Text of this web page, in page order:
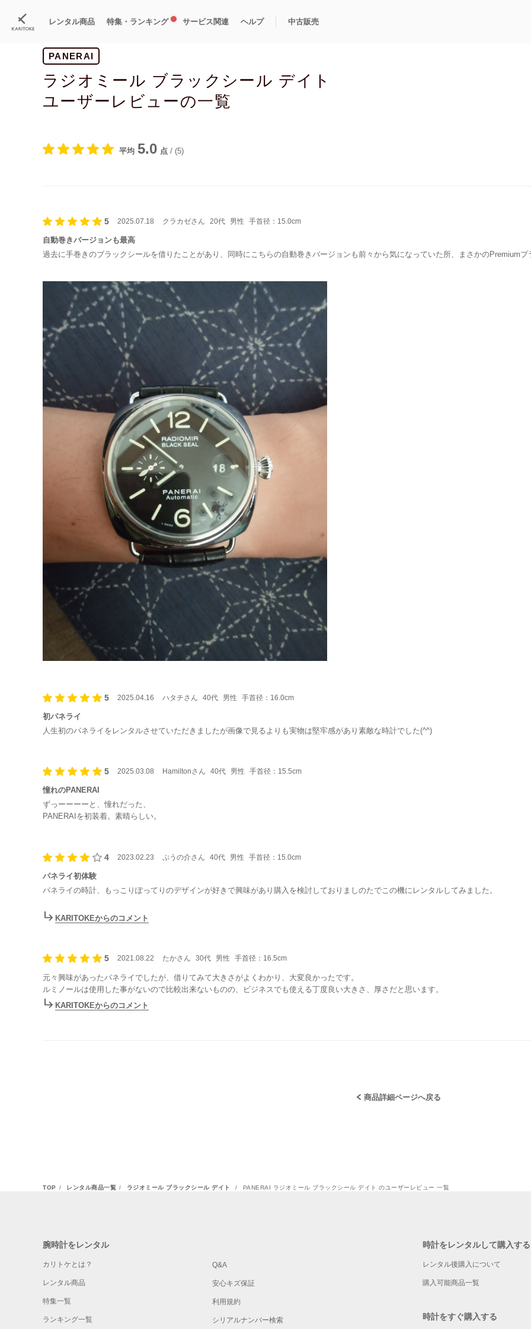
レンタル商品
ブランド一覧
特集・ランキング サービス関連 ヘルプ 中古販売
PANERAI
ラジオミール ブラックシール デイト
ユーザーレビューの一覧
平均 5.0 点 / (5)
5 2025.07.18 クラカゼさん 20代 男性 手首径：15.0cm
自動巻きバージョンも最高
過去に手巻きのブラックシールを借りたことがあり、同時にこちらの自動巻きバージョンも前々から気になっていた所、まさかのPremium
たりと実用性もあり大変満足です。
5 2025.04.16 ハタチさん 40代 男性 手首径：16.0cm
初パネライ
人生初のパネライをレンタルさせていただきましたが画像で見るよりも実物は堅牢感があり素敵な時計でした(^^)
5 2025.03.08 Hamiltonさん 40代 男性 手首径：15.5cm
憧れのPANERAI
ずっーーーーと、憧れだった、
PANERAIを初装着。素晴らしい。
仕事中に時計をみるたびに、
にやにや。
4 2023.02.23 ぷうの介さん 40代 男性 手首径：15.0cm
パネライ初体験
パネライの時計、もっこりぽってりのデザインが好きで興味があり購入を検討しておりましのたでこの機にレンタルしてみました。
腕に巻いた第一印象は、「軽い！！」
もっと重いのかなと思いました。
１か月～数が月、一緒に過ごさせて頂きたいと思います。購入検討にあたって、大変参考になりますね。
なかなか時計屋さんで、そうそう何日もつけさせて頂くわけにもいかないのでカリトケさんのサービスは素晴らしいですね。
KARITOKEからのコメント
5 2021.08.22 たかさん 30代 男性 手首径：16.5cm
元々興味があったパネライでしたが、借りてみて大きさがよくわかり、大変良かったです。
ルミノールは使用した事がないので比較出来ないものの、ビジネスでも使える丁度良い大きさ、厚さだと思います。
KARITOKEからのコメント
商品詳細ページへ戻る
TOP レンタル商品一覧 ラジオミール ブラックシール デイト PANERAI ラジオミール ブラックシール デイト のユーザーレビュー 一覧
腕時計をレンタル
カリトケとは？
レンタル商品
特集一覧
ランキング一覧
Q&A
安心キズ保証
利用規約
シリアルナンバー検索
時計をレンタルして購入する
レンタル後購入について
購入可能商品一覧
時計をすぐ購入する